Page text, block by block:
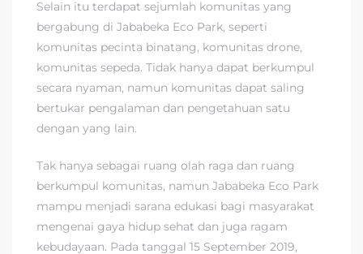
Selain itu terdapat sejumlah komunitas yang
bergabung di Jababeka Eco Park, seperti
komunitas pecinta binatang, komunitas drone,
komunitas sepeda. Tidak hanya dapat berkumpul
secara nyaman, namun komunitas dapat saling
bertukar pengalaman dan pengetahuan satu
dengan yang lain.
Tak hanya sebagai ruang olah raga dan ruang
berkumpul komunitas, namun Jababeka Eco Park
mampu menjadi sarana edukasi bagi masyarakat
mengenai gaya hidup sehat dan juga ragam
kebudayaan. Pada tanggal 15 September 2019,